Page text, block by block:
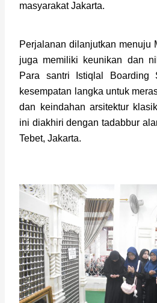
masyarakat Jakarta.
Perjalanan dilanjutkan menuju
juga memiliki keunikan dan
Para santri Istiqlal Boarding
kesempatan langka untuk
dan keindahan arsitektur
ini diakhiri dengan tadabbur
Tebet, Jakarta.